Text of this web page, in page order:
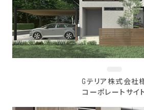
Gテリア株式会社
コーポレートサイ